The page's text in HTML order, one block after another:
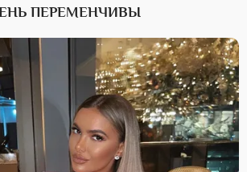
ПЕРЕМЕНЧИВЫ